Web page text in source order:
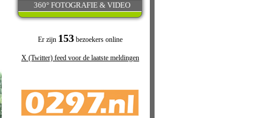
360° FOTOGRAFIE & VIDEO
Er zijn 153bezoekers online
X (Twitter) feed voor de laatste meldingen